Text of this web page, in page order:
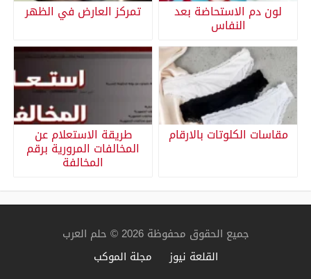
لون دم الاستحاضة بعد
النفاس
تمركز العارض في الظهر
مقاسات الكلوتات بالارقام طريقة الاستعلام عن
المخالفات المرورية برقم
المخالفة
جميع الحقوق محفوظة 2026 © حلم العرب
القلعة نيوز
مجلة الموكب